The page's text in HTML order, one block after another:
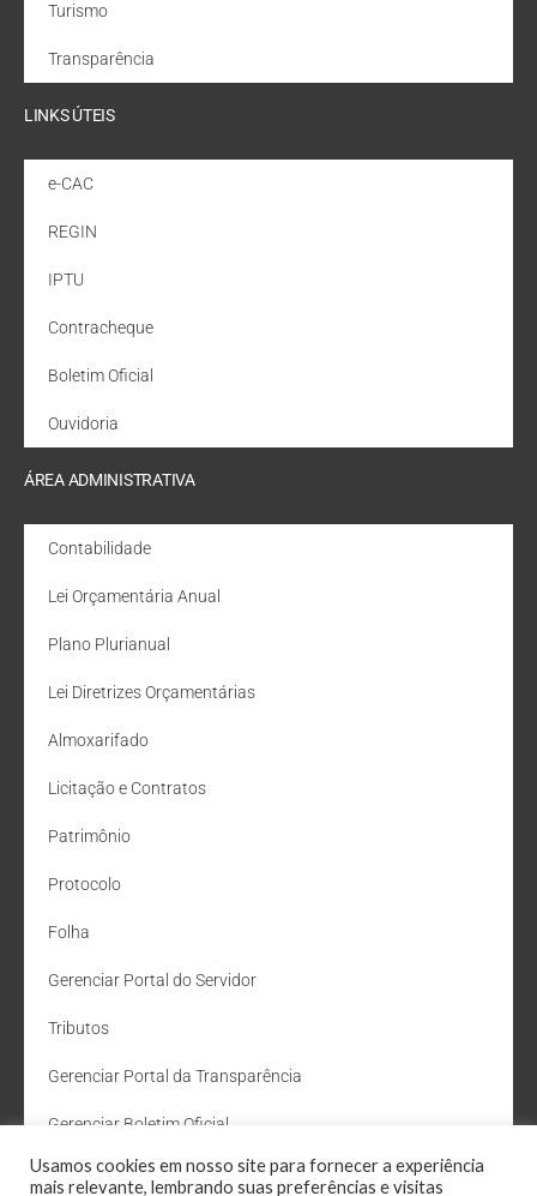
Turismo
Transparência
LINKS ÚTEIS
e-CAC
REGIN
IPTU
Contracheque
Boletim Oficial
Ouvidoria
ÁREA ADMINISTRATIVA
Contabilidade
Lei Orçamentária Anual
Plano Plurianual
Lei Diretrizes Orçamentárias
Almoxarifado
Licitação e Contratos
Patrimônio
Protocolo
Folha
Gerenciar Portal do Servidor
Tributos
Gerenciar Portal da Transparência
Gerenciar Boletim Oficial
Departamento de Água e Esgoto
Usamos cookies em nosso site para fornecer a experiência
mais relevante, lembrando suas preferências e visitas